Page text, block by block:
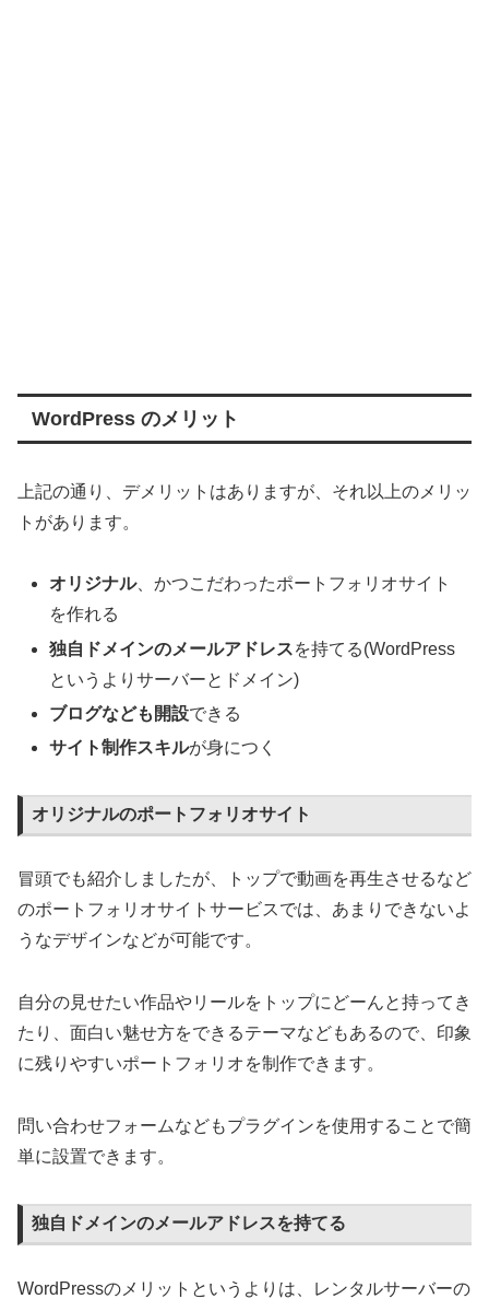
WordPress のメリット
上記の通り、デメリットはありますが、それ以上のメリッ
トがあります。
オリジナル、かつこだわったポートフォリオサイト
を作れる
独自ドメインのメールアドレスを持てる(WordPress
というよりサーバーとドメイン)
ブログなども開設できる
サイト制作スキルが身につく
オリジナルのポートフォリオサイト
冒頭でも紹介しましたが、トップで動画を再生させるなど
のポートフォリオサイトサービスでは、あまりできないよ
うなデザインなどが可能です。
自分の見せたい作品やリールをトップにどーんと持ってき
たり、面白い魅せ方をできるテーマなどもあるので、印象
に残りやすいポートフォリオを制作できます。
問い合わせフォームなどもプラグインを使用することで簡
単に設置できます。
独自ドメインのメールアドレスを持てる
WordPressのメリットというよりは、レンタルサーバーの